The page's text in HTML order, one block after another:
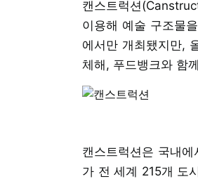
캔스트럭션
이용해 예술 구조물
에서만 개최됐지만,
체해, 푸드뱅크와 함
캔스트럭션은 국내
가 전 세계 215개 도